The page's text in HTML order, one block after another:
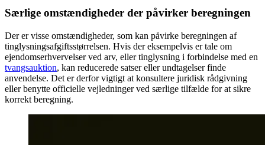
Særlige omstændigheder der påvirker beregningen
Der er visse omstændigheder, som kan påvirke beregningen af
tinglysningsafgiftsstørrelsen. Hvis der eksempelvis er tale om
ejendomserhvervelser ved arv, eller tinglysning i forbindelse med en
tvangsauktion, kan reducerede satser eller undtagelser finde
anvendelse. Det er derfor vigtigt at konsultere juridisk rådgivning
eller benytte officielle vejledninger ved særlige tilfælde for at sikre
korrekt beregning.